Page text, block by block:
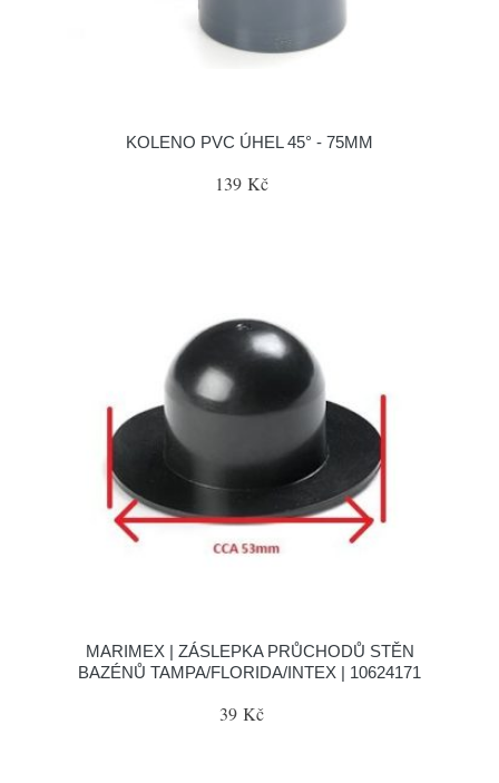
KOLENO PVC ÚHEL 45° - 75MM
139 Kč
MARIMEX | ZÁSLEPKA PRŮCHODŮ STĚN
BAZÉNŮ TAMPA/FLORIDA/INTEX | 10624171
39 Kč